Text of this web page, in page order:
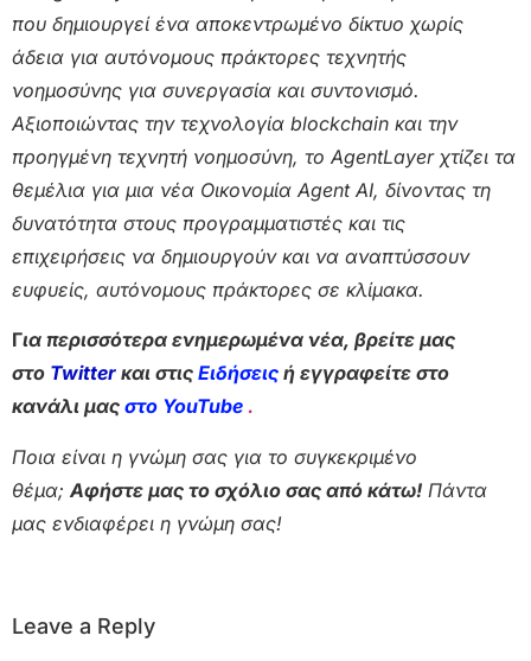
που δημιουργεί ένα αποκεντρωμένο δίκτυο χωρίς
άδεια για αυτόνομους πράκτορες τεχνητής
νοημοσύνης για συνεργασία και συντονισμό.
Αξιοποιώντας την τεχνολογία blockchain και την
προηγμένη τεχνητή νοημοσύνη, το AgentLayer χτίζει τα
θεμέλια για μια νέα Οικονομία Agent AI, δίνοντας τη
δυνατότητα στους προγραμματιστές και τις
επιχειρήσεις να δημιουργούν και να αναπτύσσουν
ευφυείς, αυτόνομους πράκτορες σε κλίμακα.
Για περισσότερα ενημερωμένα νέα, βρείτε μας
στο Twitter και στις Ειδήσεις ή εγγραφείτε στο
κανάλι μας στο YouTube .
Ποια είναι η γνώμη σας για το συγκεκριμένο
θέμα; Αφήστε μας το σχόλιο σας από κάτω! Πάντα
μας ενδιαφέρει η γνώμη σας!
Leave a Reply